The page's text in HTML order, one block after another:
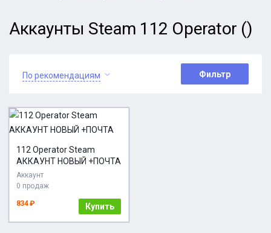
Аккаунты Steam 112 Operator ()
По рекомендациям Фильтр
112 Operator Steam
АККАУНТ НОВЫЙ +ПОЧТА
Аккаунт
0 продаж
834 ₽ Купить